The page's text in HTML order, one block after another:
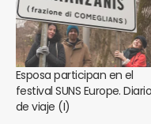
Esposa participan en el
festival SUNS Europe. Diario
de viaje (I)